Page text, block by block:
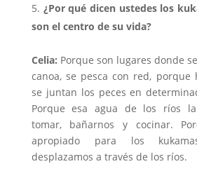
¿Por qué dicen ustedes los
son el centro de su vida?
Celia: Porque son lugares donde
canoa, se pesca con red, porque
se juntan los peces en
Porque esa agua de los ríos la
tomar, bañarnos y cocinar.
apropiado para los
desplazamos a través de los ríos.